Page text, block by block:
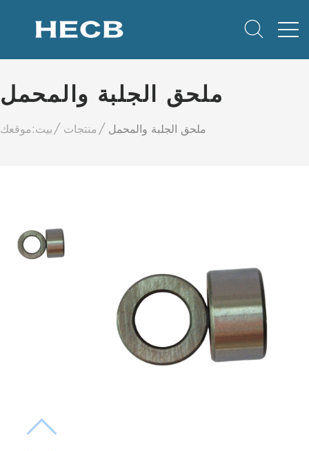
ملحق الجلبة والمحمل
موقعك:بيت منتجات ملحق الجلبة والمحمل